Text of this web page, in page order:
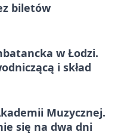
biletów
w Łodzi.
i skład
Muzycznej.
się na dwa dni